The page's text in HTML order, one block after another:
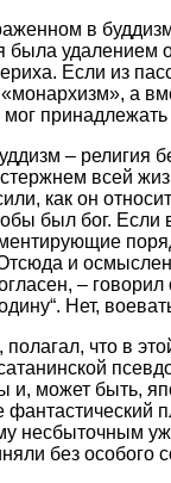
в
была удалением
Если из
а
мог принадлежать
– религия
всей
как он
был бог.
и
–
Нет,
что в
и, может быть,
несбыточным
без особого